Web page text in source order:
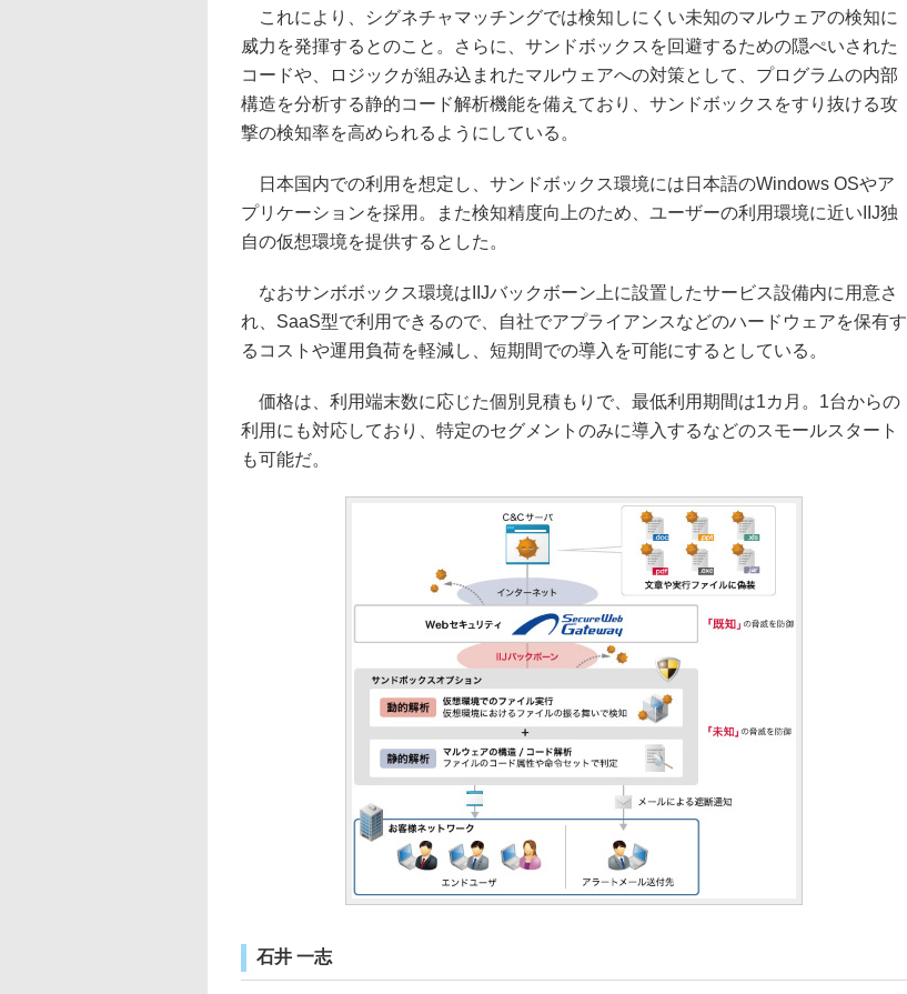
これにより、シグネチャマッチングでは検知しにくい未知のマルウェアの検知に
威力を発揮するとのこと。さらに、サンドボックスを回避するための隠ぺいされた
コードや、ロジックが組み込まれたマルウェアへの対策として、プログラムの内部
構造を分析する静的コード解析機能を備えており、サンドボックスをすり抜ける攻
撃の検知率を高められるようにしている。
日本国内での利用を想定し、サンドボックス環境には日本語のWindows OSやア
プリケーションを採用。また検知精度向上のため、ユーザーの利用環境に近いIIJ独
自の仮想環境を提供するとした。
なおサンボボックス環境はIIJバックボーン上に設置したサービス設備内に用意さ
れ、SaaS型で利用できるので、自社でアプライアンスなどのハードウェアを保有す
るコストや運用負荷を軽減し、短期間での導入を可能にするとしている。
価格は、利用端末数に応じた個別見積もりで、最低利用期間は1カ月。1台からの
利用にも対応しており、特定のセグメントのみに導入するなどのスモールスタート
も可能だ。
石井 一志